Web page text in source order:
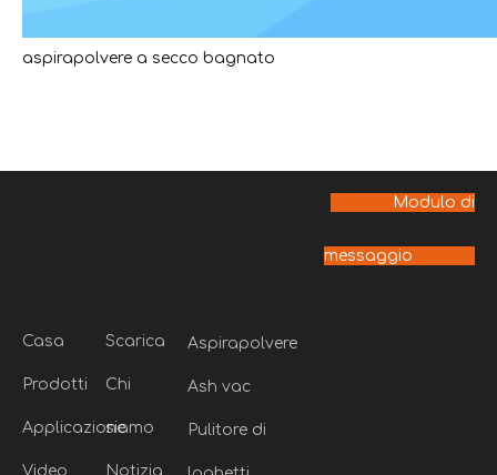
aspirapolvere a secco bagnato
Modulo di
messaggio
Casa
Prodotti
Applicazione
Video
Scarica
Chi
siamo
Notizia
Aspirapolvere
Ash vac
Pulitore di